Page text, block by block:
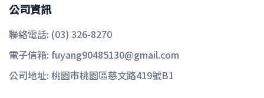
公司資訊
聯絡電話: (03) 326-8270
電子信箱: fuyang90485130@gmail.com
公司地址: 桃園市桃園區慈文路419號B1